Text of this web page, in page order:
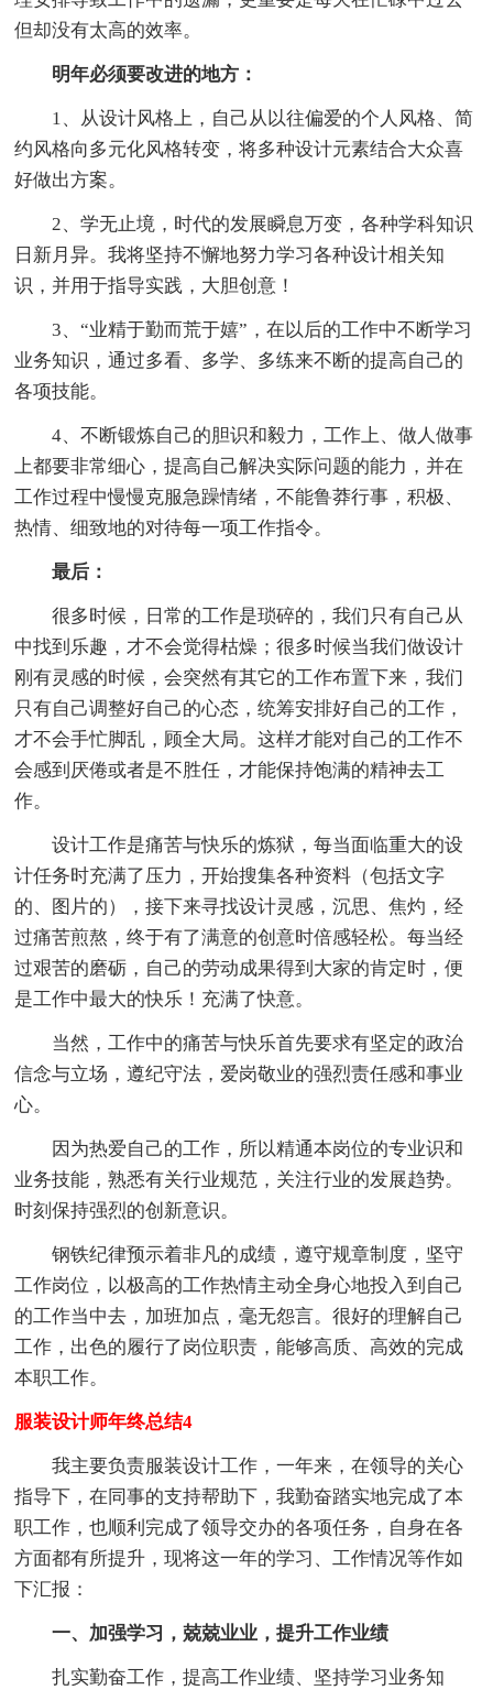
但却没有太高的效率。
明年必须要改进的地方：
1、从设计风格上，自己从以往偏爱的个人风格、简
约风格向多元化风格转变，将多种设计元素结合大众喜
好做出方案。
2、学无止境，时代的发展瞬息万变，各种学科知识
日新月异。我将坚持不懈地努力学习各种设计相关知
识，并用于指导实践，大胆创意！
3、“业精于勤而荒于嬉”，在以后的工作中不断学习
业务知识，通过多看、多学、多练来不断的提高自己的
各项技能。
4、不断锻炼自己的胆识和毅力，工作上、做人做事
上都要非常细心，提高自己解决实际问题的能力，并在
工作过程中慢慢克服急躁情绪，不能鲁莽行事，积极、
热情、细致地的对待每一项工作指令。
最后：
很多时候，日常的工作是琐碎的，我们只有自己从
中找到乐趣，才不会觉得枯燥；很多时候当我们做设计
刚有灵感的时候，会突然有其它的工作布置下来，我们
只有自己调整好自己的心态，统筹安排好自己的工作，
才不会手忙脚乱，顾全大局。这样才能对自己的工作不
会感到厌倦或者是不胜任，才能保持饱满的精神去工
作。
设计工作是痛苦与快乐的炼狱，每当面临重大的设
计任务时充满了压力，开始搜集各种资料（包括文字
的、图片的），接下来寻找设计灵感，沉思、焦灼，经
过痛苦煎熬，终于有了满意的创意时倍感轻松。每当经
过艰苦的磨砺，自己的劳动成果得到大家的肯定时，便
是工作中最大的快乐！充满了快意。
当然，工作中的痛苦与快乐首先要求有坚定的政治
信念与立场，遵纪守法，爱岗敬业的强烈责任感和事业
心。
因为热爱自己的工作，所以精通本岗位的专业识和
业务技能，熟悉有关行业规范，关注行业的发展趋势。
时刻保持强烈的创新意识。
钢铁纪律预示着非凡的成绩，遵守规章制度，坚守
工作岗位，以极高的工作热情主动全身心地投入到自己
的工作当中去，加班加点，毫无怨言。很好的理解自己
工作，出色的履行了岗位职责，能够高质、高效的完成
本职工作。
服装设计师年终总结4
我主要负责服装设计工作，一年来，在领导的关心
指导下，在同事的支持帮助下，我勤奋踏实地完成了本
职工作，也顺利完成了领导交办的各项任务，自身在各
方面都有所提升，现将这一年的学习、工作情况等作如
下汇报：
一、加强学习，兢兢业业，提升工作业绩
扎实勤奋工作，提高工作业绩、坚持学习业务知